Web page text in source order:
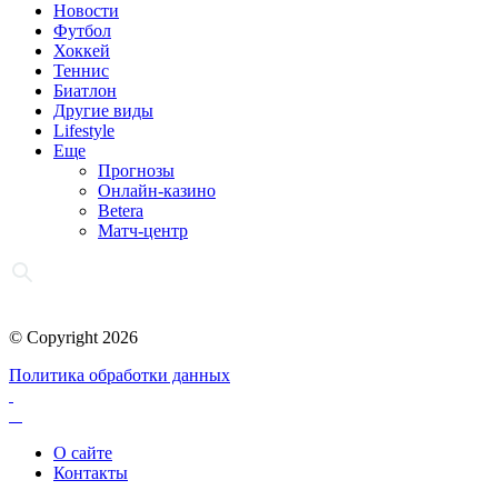
Новости
Футбол
Хоккей
Теннис
Биатлон
Другие виды
Lifestyle
Еще
Прогнозы
Онлайн-казино
Betera
Матч-центр
© Copyright 2026
Политика обработки данных
О сайте
Контакты